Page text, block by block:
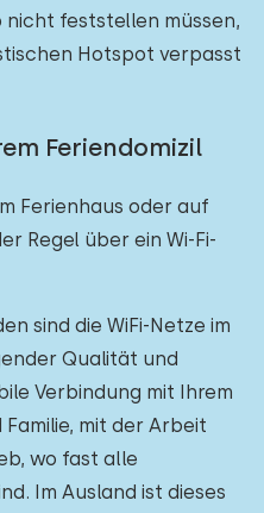
nicht feststellen müssen,
Hotspot verpasst
Feriendomizil
Ferienhaus oder auf
Regel über ein Wi-Fi-
sind die WiFi-Netze im
Qualität und
Verbindung mit Ihrem
mit der Arbeit
wo fast alle
Im Ausland ist dieses